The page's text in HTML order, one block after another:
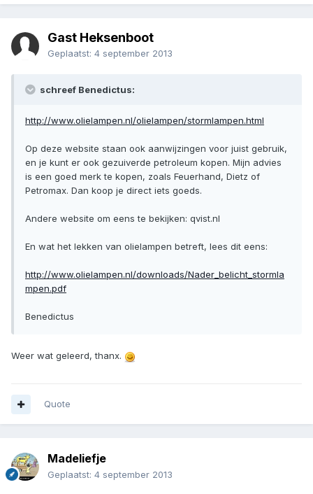
Gast Heksenboot
Geplaatst: 4 september 2013
schreef Benedictus:
http://www.olielampen.nl/olielampen/stormlampen.html
Op deze website staan ook aanwijzingen voor juist gebruik,
en je kunt er ook gezuiverde petroleum kopen. Mijn advies
is een goed merk te kopen, zoals Feuerhand, Dietz of
Petromax. Dan koop je direct iets goeds.
Andere website om eens te bekijken: qvist.nl
En wat het lekken van olielampen betreft, lees dit eens:
http://www.olielampen.nl/downloads/Nader_belicht_stormla
mpen.pdf
Benedictus
Weer wat geleerd, thanx.
Quote
Madeliefje
Geplaatst: 4 september 2013